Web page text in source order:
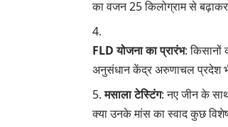
का वजन 25 किलोग्राम से
FLD योजना का प्रारंभ: किसानों
अनुसंधान केंद्र अरुणाचल प्रदेश
मसाला टेस्टिंग: नए जीन के साथ
क्या उनके मांस का स्वाद कुछ